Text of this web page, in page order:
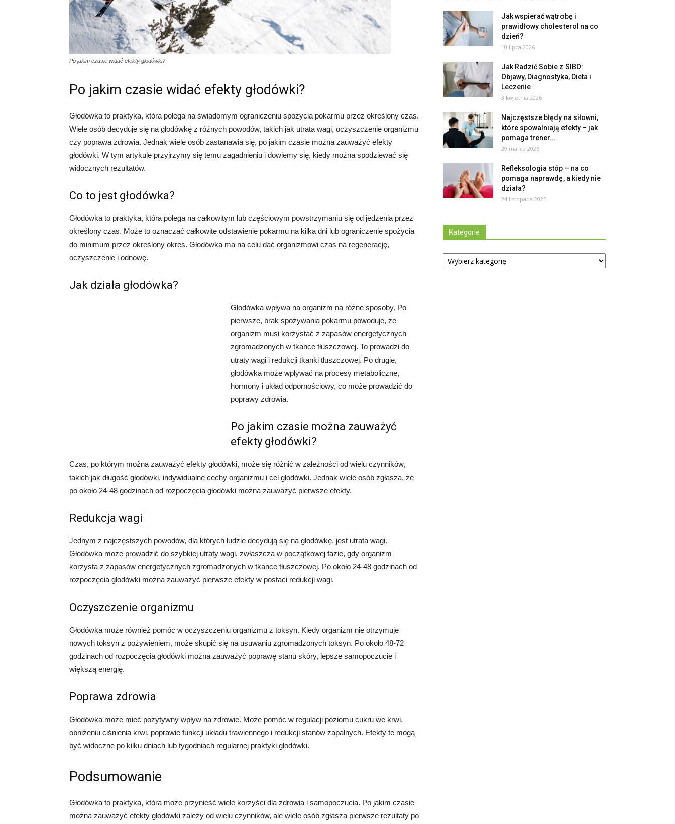
Po jakim czasie widać efekty głodówki?
Po jakim czasie widać efekty głodówki?
Głodówka to praktyka, która polega na świadomym ograniczeniu spożycia pokarmu przez określony czas.
Wiele osób decyduje się na głodówkę z różnych powodów, takich jak utrata wagi, oczyszczenie organizmu
czy poprawa zdrowia. Jednak wiele osób zastanawia się, po jakim czasie można zauważyć efekty
głodówki. W tym artykule przyjrzymy się temu zagadnieniu i dowiemy się, kiedy można spodziewać się
widocznych rezultatów.
Co to jest głodówka?
Głodówka to praktyka, która polega na całkowitym lub częściowym powstrzymaniu się od jedzenia przez
określony czas. Może to oznaczać całkowite odstawienie pokarmu na kilka dni lub ograniczenie spożycia
do minimum przez określony okres. Głodówka ma na celu dać organizmowi czas na regenerację,
oczyszczenie i odnowę.
Jak działa głodówka?
Głodówka wpływa na organizm na różne sposoby. Po
pierwsze, brak spożywania pokarmu powoduje, że
organizm musi korzystać z zapasów energetycznych
zgromadzonych w tkance tłuszczowej. To prowadzi do
utraty wagi i redukcji tkanki tłuszczowej. Po drugie,
głodówka może wpływać na procesy metaboliczne,
hormony i układ odpornościowy, co może prowadzić do
poprawy zdrowia.
Po jakim czasie można zauważyć
efekty głodówki?
Czas, po którym można zauważyć efekty głodówki, może się różnić w zależności od wielu czynników,
takich jak długość głodówki, indywidualne cechy organizmu i cel głodówki. Jednak wiele osób zgłasza, że
po około 24-48 godzinach od rozpoczęcia głodówki można zauważyć pierwsze efekty.
Redukcja wagi
Jednym z najczęstszych powodów, dla których ludzie decydują się na głodówkę, jest utrata wagi.
Głodówka może prowadzić do szybkiej utraty wagi, zwłaszcza w początkowej fazie, gdy organizm
korzysta z zapasów energetycznych zgromadzonych w tkance tłuszczowej. Po około 24-48 godzinach od
rozpoczęcia głodówki można zauważyć pierwsze efekty w postaci redukcji wagi.
Oczyszczenie organizmu
Głodówka może również pomóc w oczyszczeniu organizmu z toksyn. Kiedy organizm nie otrzymuje
nowych toksyn z pożywieniem, może skupić się na usuwaniu zgromadzonych toksyn. Po około 48-72
godzinach od rozpoczęcia głodówki można zauważyć poprawę stanu skóry, lepsze samopoczucie i
większą energię.
Poprawa zdrowia
Głodówka może mieć pozytywny wpływ na zdrowie. Może pomóc w regulacji poziomu cukru we krwi,
obniżeniu ciśnienia krwi, poprawie funkcji układu trawiennego i redukcji stanów zapalnych. Efekty te mogą
być widoczne po kilku dniach lub tygodniach regularnej praktyki głodówki.
Podsumowanie
Głodówka to praktyka, która może przynieść wiele korzyści dla zdrowia i samopoczucia. Po jakim czasie
można zauważyć efekty głodówki zależy od wielu czynników, ale wiele osób zgłasza pierwsze rezultaty po
Jak wspierać wątrobę i
prawidłowy cholesterol na co
dzień?
10 lipca 2026
Jak Radzić Sobie z SIBO:
Objawy, Diagnostyka, Dieta i
Leczenie
3 kwietnia 2026
Najczęstsze błędy na siłowni,
które spowalniają efekty – jak
pomaga trener...
29 marca 2026
Refleksologia stóp – na co
pomaga naprawdę, a kiedy nie
działa?
24 listopada 2025
Kategorie
Kategorie